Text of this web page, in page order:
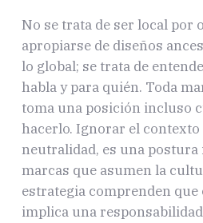
No se trata de ser local por
apropiarse de diseños
lo global; se trata de
habla y para quién. Toda
toma una posición incluso
hacerlo. Ignorar el
neutralidad, es una postura
marcas que asumen la
estrategia comprenden
implica una